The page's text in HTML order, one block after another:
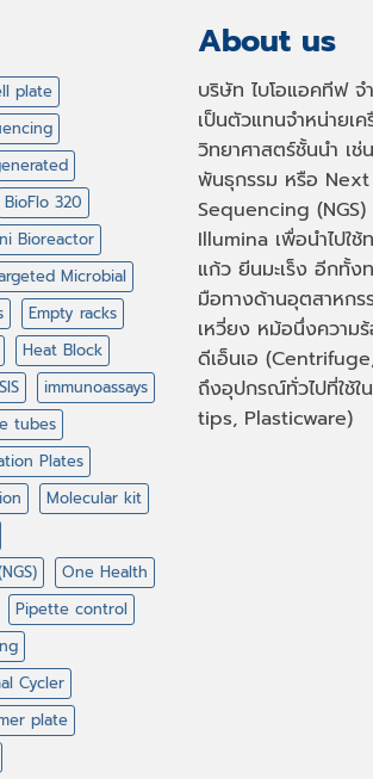
plate
BioFlo 320
Bioreactor
Microbial
Empty racks
Heat Block
immunoassays
tubes
Plates
Molecular kit
One Health
Pipette control
Cycler
plate
About us
บริษัท ไบโอแอคทีฟ จ
เป็นตัวแทนจำหน่ายเ
วิทยาศาสตร์ชั้นนำ เช่
พันธุกรรม หรือ
Sequencing (NGS)
Illumina เพื่อนำไปใช้
แก้ว ยีนมะเร็ง อีกทั้ง
มือทางด้านอุตสาหกร
เหวี่ยง หม้อนึ่งความ
ดีเอ็นเอ
ถึงอุปกรณ์ทั่วไปที่ใช้
tips, Plasticware)